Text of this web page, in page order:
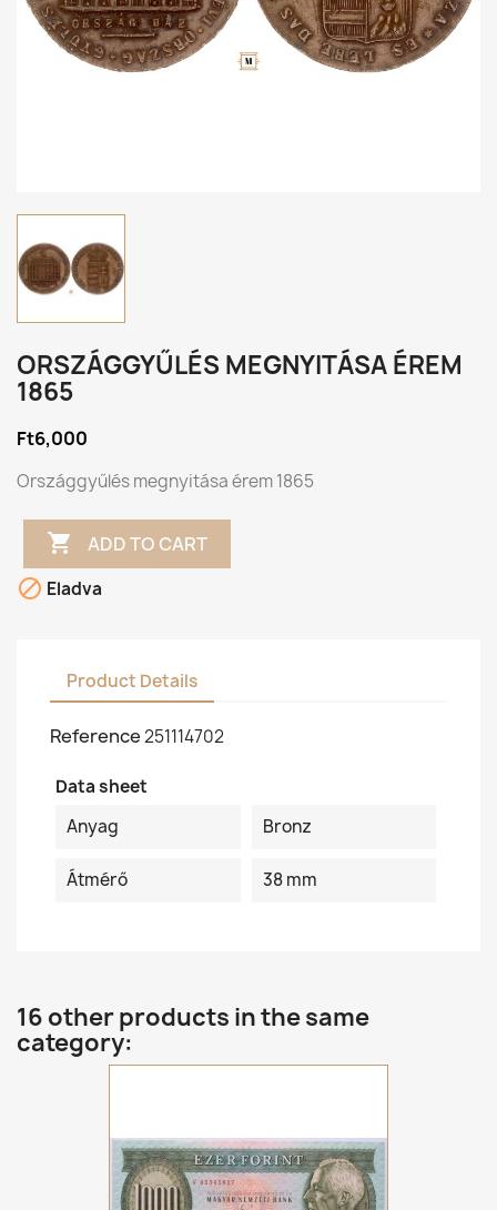
ORSZÁGGYŰLÉS MEGNYITÁSA ÉREM
1865
Ft6,000
Országgyűlés megnyitása érem 1865
 ADD TO CART
 Eladva
Product Details
Reference251114702
Data sheet
Anyag
Bronz
Átmérő 38 mm
16 other products in the same
category: